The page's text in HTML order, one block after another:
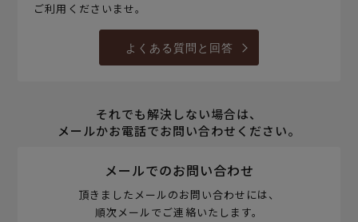
ご利用くださいませ。
よくある質問と回答
それでも解決しない場合は、
メールかお電話でお問い合わせください。
メールでのお問い合わせ
頂きましたメールのお問い合わせには、
順次メールでご連絡いたします。